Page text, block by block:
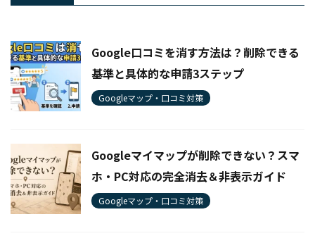
Google口コミを消す方法は？削除できる
基準と具体的な申請3ステップ
Googleマップ・口コミ対策
Googleマイマップが削除できない？スマ
ホ・PC対応の完全消去＆非表示ガイド
Googleマップ・口コミ対策